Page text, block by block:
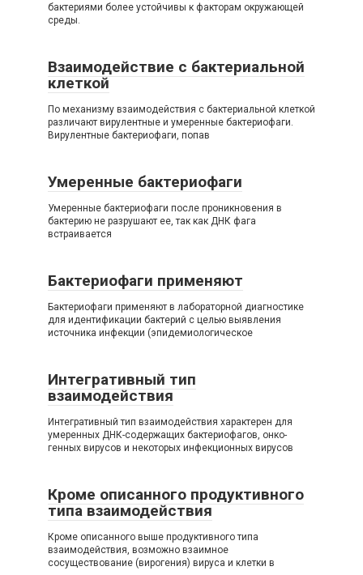
бактериями более устойчивы к факторам окружающей
среды.
Взаимодействие с бактериальной
клеткой
По механизму взаимодействия с бактериальной клеткой
различают вирулентные и умеренные бактериофаги.
Вирулентные бактериофаги, попав
Умеренные бактериофаги
Умеренные бактериофаги после проникновения в
бактерию не разрушают ее, так как ДНК фага
встраивается
Бактериофаги применяют
Бактериофаги применяют в лабораторной диагностике
для идентификации бактерий с целью выявления
источника инфекции (эпидемиологическое
Интегративный тип
взаимодействия
Интегративный тип взаимодействия характерен для
умеренных ДНК-содержащих бактериофагов, онко-
генных вирусов и некоторых инфекционных вирусов
Кроме описанного продуктивного
типа взаимодействия
Кроме описанного выше продуктивного типа
взаимодействия, возможно взаимное
сосуществование (вирогения) вируса и клетки в